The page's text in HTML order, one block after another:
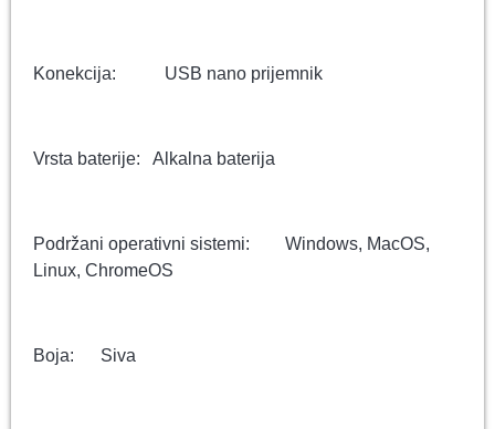
Konekcija: USB nano prijemnik
Vrsta baterije: Alkalna baterija
Podržani operativni sistemi: Windows, MacOS,
Linux, ChromeOS
Boja: Siva